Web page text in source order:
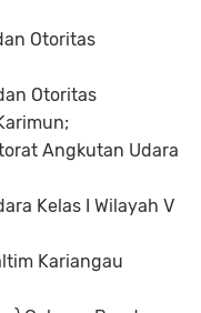
Otoritas
Otoritas
Angkutan Udara
Kelas I Wilayah V
Kariangau